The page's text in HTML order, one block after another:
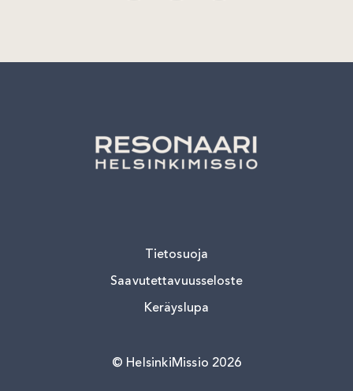
Tietosuoja
Saavutettavuusseloste
Keräyslupa
HelsinkiMissio 2026